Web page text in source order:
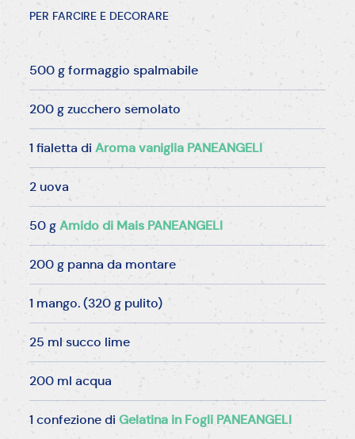
PER FARCIRE E DECORARE
500 g formaggio spalmabile
200 g zucchero semolato
1 fialetta diAroma vaniglia PANEANGELI
2 uova
50 gAmido di Mais PANEANGELI
200 g panna da montare
1 mango. (320 g pulito)
25 ml succo lime
200 ml acqua
1 confezione diGelatina in Fogli PANEANGELI